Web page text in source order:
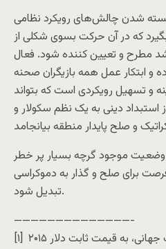
شدن چالش‌های رویکرد نظامی
که در آن حرکت بسوی شکلی از
شد مطرح و تعیین کننده شود. فعال
و ابتکار عمل همه بازیگران صحنه
و تسهیل رویکردی است که بتواند
استبداد دینی به یک نظم سکولار و
وضعیت موجود گرچه بسیار پر خطر
برای صلح و گذار به دموکراسی
تبدیل شود.
——————————————-